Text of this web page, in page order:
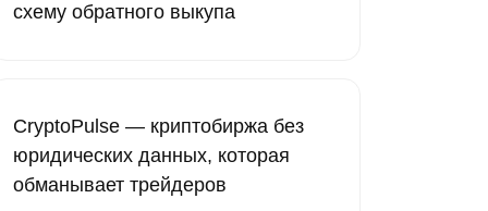
схему обратного выкупа
CryptoPulse — криптобиржа без
юридических данных, которая
обманывает трейдеров